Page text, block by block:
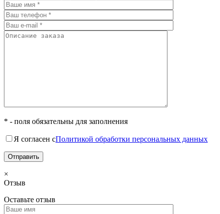
* - поля обязательны для заполнения
Я согласен сПолитикой обработки персональных данных
×
Отзыв
Оставьте отзыв